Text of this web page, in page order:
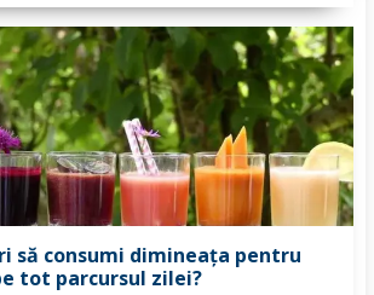
să consumi dimineața pentru
tot parcursul zilei?